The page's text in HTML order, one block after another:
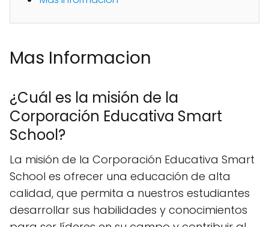
Mas Informacion
¿Cuál es la misión de la
Corporación Educativa Smart
School?
La misión de la Corporación Educativa Smart
School es ofrecer una educación de alta
calidad, que permita a nuestros estudiantes
desarrollar sus habilidades y conocimientos